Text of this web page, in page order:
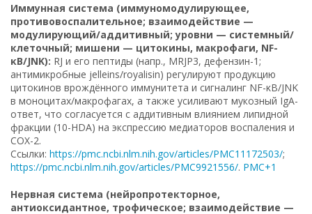
Иммунная система (иммуномодулирующее,
противовоспалительное; взаимодействие —
модулирующий/аддитивный; уровни — системный/
клеточный; мишени — цитокины, макрофаги, NF-
κB/JNK): RJ и его пептиды (напр., MRJP3, дефензин-1;
антимикробные jelleins/royalisin) регулируют продукцию
цитокинов врождённого иммунитета и сигналинг NF-κB/JNK
в моноцитах/макрофагах, а также усиливают мукозный IgA-
ответ, что согласуется с аддитивным влиянием липидной
фракции (10-HDA) на экспрессию медиаторов воспаления и
COX-2.
Ссылки: https://pmc.ncbi.nlm.nih.gov/articles/PMC11172503/;
https://pmc.ncbi.nlm.nih.gov/articles/PMC9921556/. PMC+1
Нервная система (нейропротекторное,
антиоксидантное, трофическое; взаимодействие —